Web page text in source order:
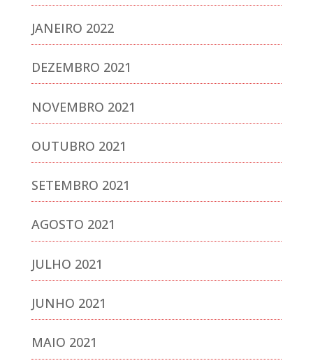
JANEIRO 2022
DEZEMBRO 2021
NOVEMBRO 2021
OUTUBRO 2021
SETEMBRO 2021
AGOSTO 2021
JULHO 2021
JUNHO 2021
MAIO 2021